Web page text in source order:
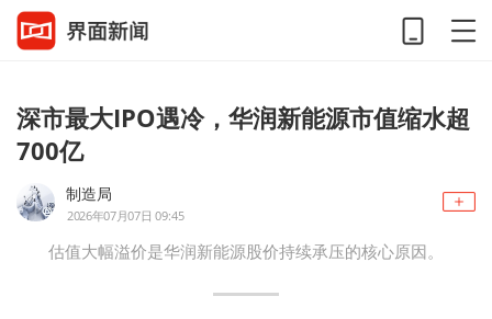
深市最大IPO遇冷，华润新能源市值缩水超
700亿
制造局
2026年07月07日 09:45
估值大幅溢价是华润新能源股价持续承压的核心原因。